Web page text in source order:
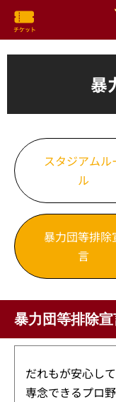
暴
スタジアムル
ル
暴力団等排除
言
暴力団等排除
だれもが安心し
専念できるプロ